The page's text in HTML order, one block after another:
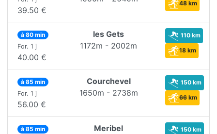
39.50 €
48 km
à 80 min
For. 1 j
40.00 €
les Gets
1172m - 2002m
110 km
18 km
à 85 min
For. 1 j
56.00 €
Courchevel
1650m - 2738m
150 km
66 km
à 85 min
Meribel
150 km